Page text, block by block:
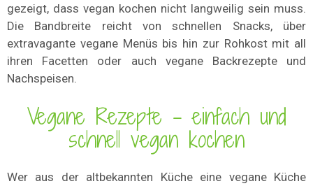
gezeigt, dass vegan kochen nicht langweilig sein muss.
Die Bandbreite reicht von schnellen Snacks, über
extravagante vegane Menüs bis hin zur Rohkost mit all
ihren Facetten oder auch vegane Backrezepte und
Nachspeisen.
Vegane Rezepte – einfach und
schnell vegan kochen
Wer aus der altbekannten Küche eine vegane Küche